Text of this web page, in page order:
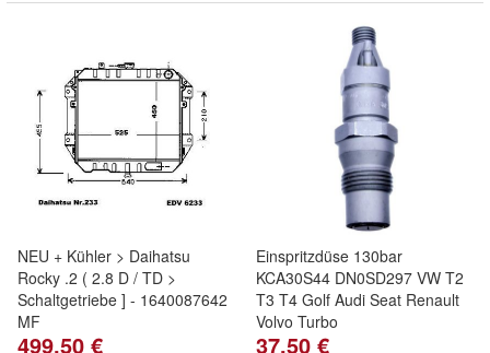
NEU + Kühler > Daihatsu
Rocky .2 ( 2.8 D / TD >
Schaltgetriebe ] - 1640087642
MF
499,50 €
Einspritzdüse 130bar
KCA30S44 DN0SD297 VW T2
T3 T4 Golf Audi Seat Renault
Volvo Turbo
37,50 €